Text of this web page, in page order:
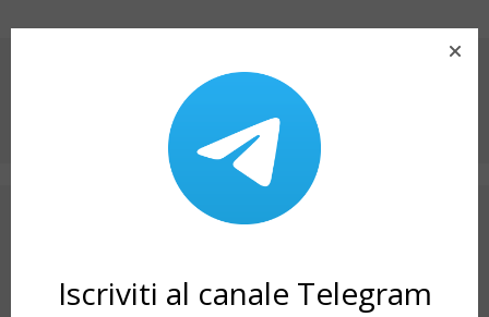
CONDIVIDI SU
ARTICOLO PRECEDENTE
PROSSIMO ARTICOLO
Iscriviti al canale Telegram